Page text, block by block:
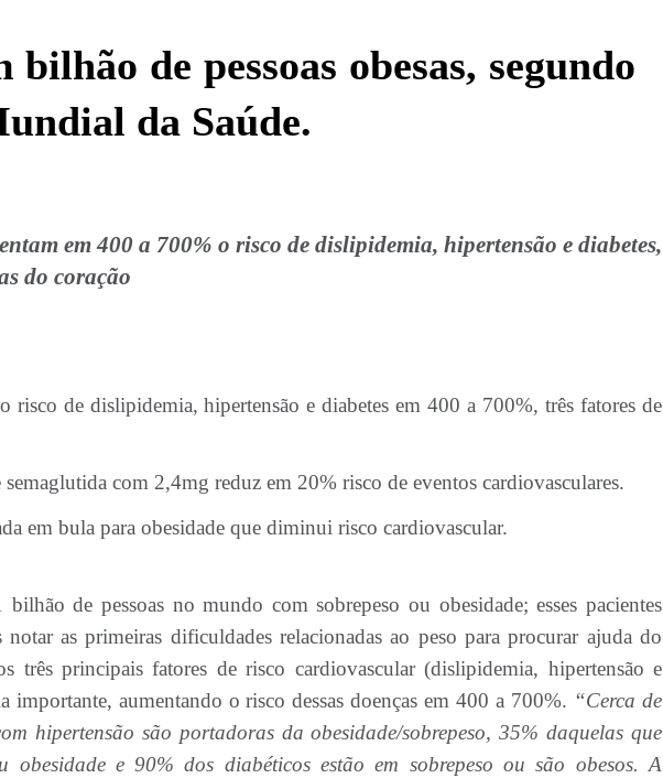
de pessoas obesas, segundo
da Saúde.
em 400 a 700% o risco de dislipidemia, hipertensão e diabetes,
do coração
risco de dislipidemia, hipertensão e diabetes em 400 a 700%, três fatores de
com 2,4mg reduz em 20% risco de eventos cardiovasculares.
em bula para obesidade que diminui risco cardiovascular.
bilhão de pessoas no mundo com sobrepeso ou obesidade; esses pacientes
as primeiras dificuldades relacionadas ao peso para procurar ajuda do
três principais fatores de risco cardiovascular (dislipidemia, hipertensão e
importante, aumentando o risco dessas doenças em 400 a 700%. “Cerca de
hipertensão são portadoras da obesidade/sobrepeso, 35% daquelas que
obesidade e 90% dos diabéticos estão em sobrepeso ou são obesos. A